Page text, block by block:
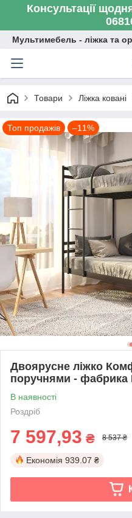
Консультації
Мультимебель - ліжка та
Товари Ліжка ковані
Топ продажів –11%
Двоярусне ліжко
поручнями - фабрика
В наявності
Роздріб
7 597,93 ₴ 8 537 ₴
Економія 939.07 ₴